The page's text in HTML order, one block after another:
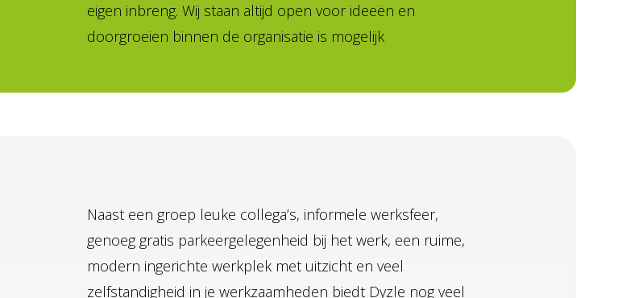
eigen inbreng. Wij staan altijd open voor ideeën en
doorgroeien binnen de organisatie is mogelijk
Naast een groep leuke collega’s, informele werksfeer,
genoeg gratis parkeergelegenheid bij het werk, een ruime,
modern ingerichte werkplek met uitzicht en veel
zelfstandigheid in je werkzaamheden biedt Dyzle nog veel